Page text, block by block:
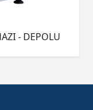
- DEPOLU